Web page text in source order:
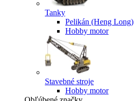
Tanky
Pelikán (Heng Long)
Hobby motor
Stavebné stroje
Hobby motor